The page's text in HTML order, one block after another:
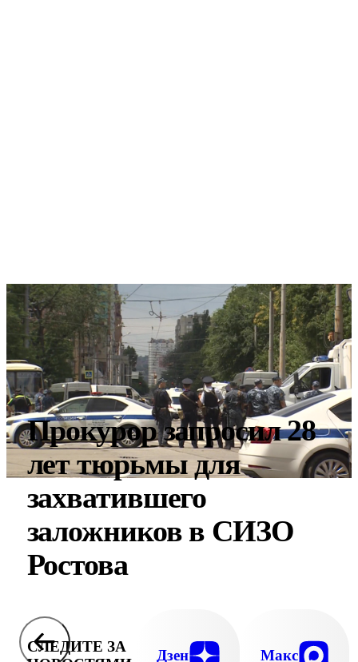
Прокурор запросил 28
лет тюрьмы для
захватившего
заложников в СИЗО
Ростова
СЛЕДИТЕ ЗА
Дзен Макс